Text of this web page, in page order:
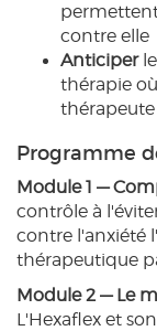
contre elle
Anticiper
thérapie
thérapeute
Programme
Module 1 —
contrôle à
contre l'anxiété
thérapeutique
Module 2 — Le
L'Hexaflex et